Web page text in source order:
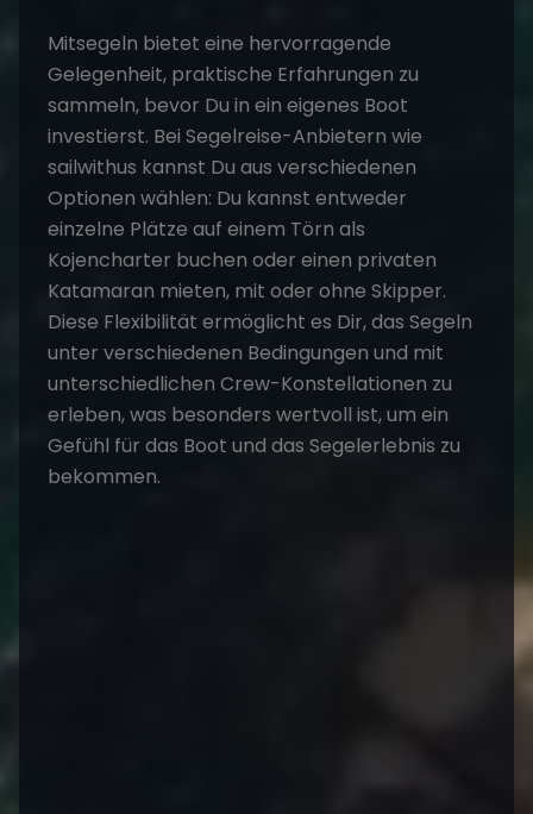
Mitsegeln bietet eine hervorragende
Gelegenheit, praktische Erfahrungen zu
sammeln, bevor Du in ein eigenes Boot
investierst. Bei Segelreise-Anbietern wie
sailwithus kannst Du aus verschiedenen
Optionen wählen: Du kannst entweder
einzelne Plätze auf einem Törn als
Kojencharter buchen oder einen privaten
Katamaran mieten, mit oder ohne Skipper.
Diese Flexibilität ermöglicht es Dir, das Segeln
unter verschiedenen Bedingungen und mit
unterschiedlichen Crew-Konstellationen zu
erleben, was besonders wertvoll ist, um ein
Gefühl für das Boot und das Segelerlebnis zu
bekommen.